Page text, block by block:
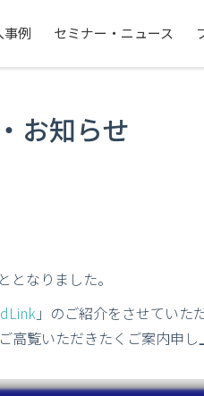
事例 セミナー・ニュース
お知らせ
なりました。
」のご紹介をさせていた
覧いただきたくご案内申し